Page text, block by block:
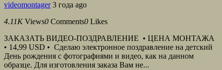
videomontager 3 года ago
4.11K Views0 Comments0 Likes
ЗАКАЗАТЬ ВИДЕО-ПОЗДРАВЛЕНИЕ • ЦЕНА МОНТАЖА
• 14,99 USD • Сделаю электронное поздравление на детский
День рождения с фотографиями и видео, как на данном
образце. Для изготовления заказа Вам не...